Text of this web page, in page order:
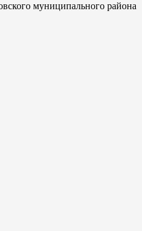
муниципального района